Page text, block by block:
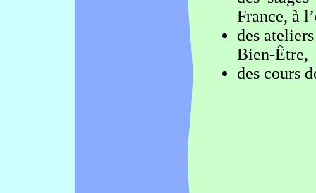
France, à
des
Bien-Être,
des cours